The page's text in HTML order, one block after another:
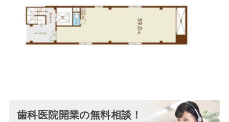
歯科医院開業の無料相談！